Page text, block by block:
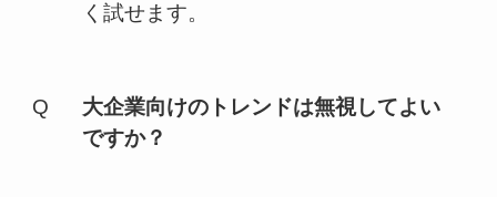
く試せます。
大企業向けのトレンドは無視してよい
ですか？